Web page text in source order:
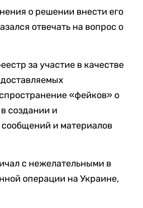
о решении внести его
отвечать на вопрос о
за участие в качестве
«фейков» о
создании и
и материалов
с нежелательными в
операции на Украине,